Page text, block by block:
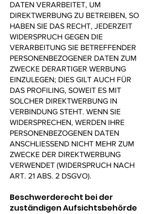
DATEN VERARBEITET, UM
DIREKTWERBUNG ZU BETREIBEN, SO
HABEN SIE DAS RECHT, JEDERZEIT
WIDERSPRUCH GEGEN DIE
VERARBEITUNG SIE BETREFFENDER
PERSONENBEZOGENER DATEN ZUM
ZWECKE DERARTIGER WERBUNG
EINZULEGEN; DIES GILT AUCH FÜR
DAS PROFILING, SOWEIT ES MIT
SOLCHER DIREKTWERBUNG IN
VERBINDUNG STEHT. WENN SIE
WIDERSPRECHEN, WERDEN IHRE
PERSONENBEZOGENEN DATEN
ANSCHLIESSEND NICHT MEHR ZUM
ZWECKE DER DIREKTWERBUNG
VERWENDET (WIDERSPRUCH NACH
ART. 21 ABS. 2 DSGVO).
Beschwerde­recht bei der
zuständigen Aufsichts­behörde